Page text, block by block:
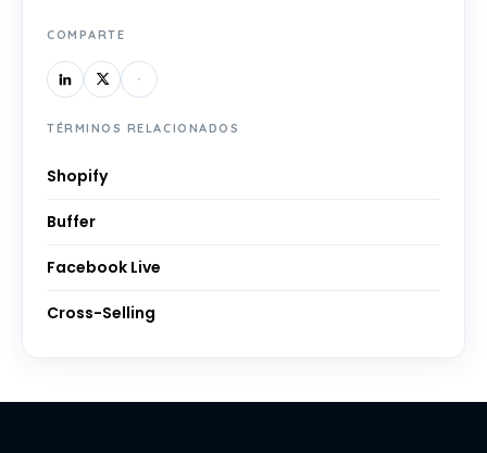
COMPARTE
TÉRMINOS RELACIONADOS
Shopify
Buffer
Facebook Live
Cross-Selling